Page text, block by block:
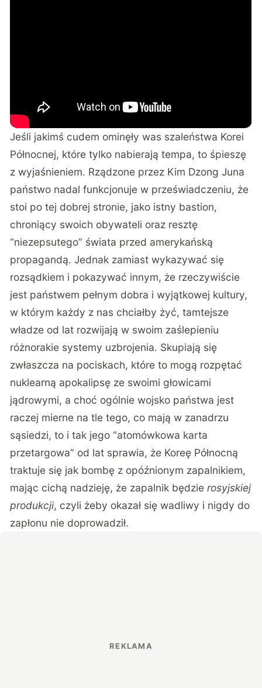
Jeśli jakimś cudem ominęły was szaleństwa Korei
Północnej, które tylko nabierają tempa, to śpieszę
z wyjaśnieniem. Rządzone przez Kim Dzong Juna
państwo nadal funkcjonuje w przeświadczeniu, że
stoi po tej dobrej stronie, jako istny bastion,
chroniący swoich obywateli oraz resztę
“niezepsutego” świata przed amerykańską
propagandą. Jednak zamiast wykazywać się
rozsądkiem i pokazywać innym, że rzeczywiście
jest państwem pełnym dobra i wyjątkowej kultury,
w którym każdy z nas chciałby żyć, tamtejsze
władze od lat rozwijają w swoim zaślepieniu
różnorakie systemy uzbrojenia. Skupiają się
zwłaszcza na pociskach, które to mogą rozpętać
nuklearną apokalipsę ze swoimi głowicami
jądrowymi, a choć ogólnie wojsko państwa jest
raczej mierne na tle tego, co mają w zanadrzu
sąsiedzi, to i tak jego “atomówkowa karta
przetargowa” od lat sprawia, że Koreę Północną
traktuje się jak bombę z opóźnionym zapalnikiem,
mając cichą nadzieję, że zapalnik będzierosyjskiej
produkcji, czyli żeby okazał się wadliwy i nigdy do
zapłonu nie doprowadził.